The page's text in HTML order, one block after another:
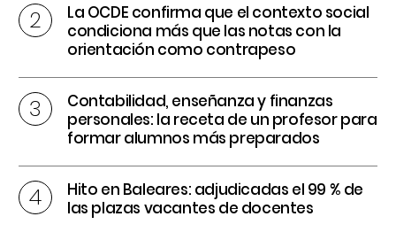
La OCDE confirma que el contexto social
condiciona más que las notas con la
orientación como contrapeso
Contabilidad, enseñanza y finanzas
personales: la receta de un profesor para
formar alumnos más preparados
Hito en Baleares: adjudicadas el 99 % de
las plazas vacantes de docentes